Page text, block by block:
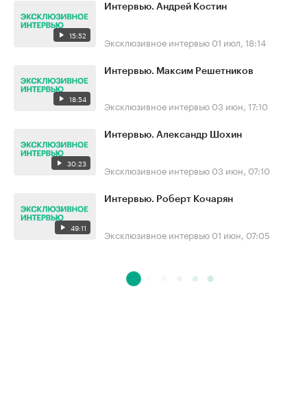
15:52
Интервью. Андрей Костин
Эксклюзивное интервью 01 июл, 18:14
18:54
Интервью. Максим Решетников
Эксклюзивное интервью 03 июн, 17:10
30:23
Интервью. Александр Шохин
Эксклюзивное интервью 03 июн, 07:10
49:11
Интервью. Роберт Кочарян
Эксклюзивное интервью 01 июн, 07:05